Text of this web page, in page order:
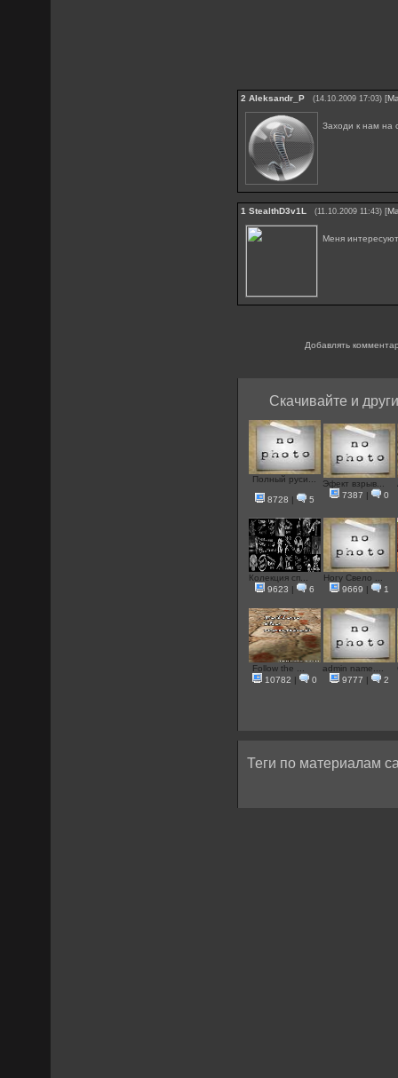
2 Aleksandr_P (14.10.2009 17:03) [
Заходи к нам на
1 StealthD3v1L (11.10.2009 11:43) [
Меня
Добавлять
Скачивайте и
Полный руси...
8728 | 5
Эфект взрыв...
7387 | 0
Колекция сп...
9623 | 6
Ногу Свело ...
9669 | 1
Follow the ...
10782 | 0
admin name....
9777 | 2
Теги по материалам